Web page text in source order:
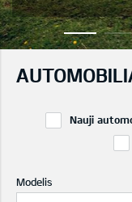
Nauji
Modelis